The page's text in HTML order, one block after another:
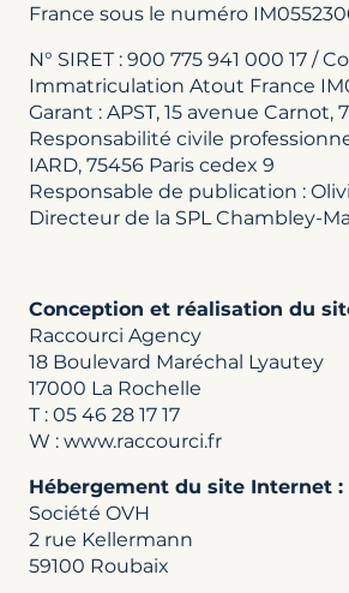
France sous le numéro
N° SIRET : 900 775 941 000 17 /
Immatriculation Atout France
Garant : APST, 15 avenue Carnot,
Responsabilité civile
IARD, 75456 Paris cedex 9
Responsable de publication :
Directeur de la SPL Chambley-
Conception et réalisation du
Raccourci Agency
18 Boulevard Maréchal Lyautey
17000 La Rochelle
T : 05 46 28 17 17
W : www.raccourci.fr
Hébergement du site Internet :
Société OVH
2 rue Kellermann
59100 Roubaix